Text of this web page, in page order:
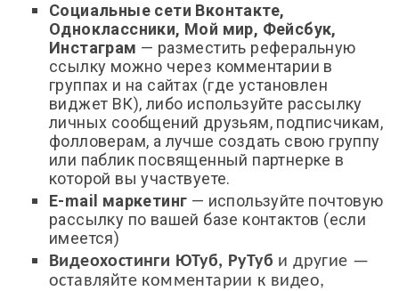
Социальные сети Вконтакте,
Одноклассники, Мой мир, Фейсбук,
Инстаграм — разместить реферальную
ссылку можно через комментарии в
группах и на сайтах (где установлен
виджет ВК), либо используйте рассылку
личных сообщений друзьям, подписчикам,
фолловерам, а лучше создать свою группу
или паблик посвященный партнерке в
которой вы участвуете.
E-mail маркетинг — используйте почтовую
рассылку по вашей базе контактов (если
имеется)
Видеохостинги ЮТуб, РуТуб и другие —
оставляйте комментарии к видео,